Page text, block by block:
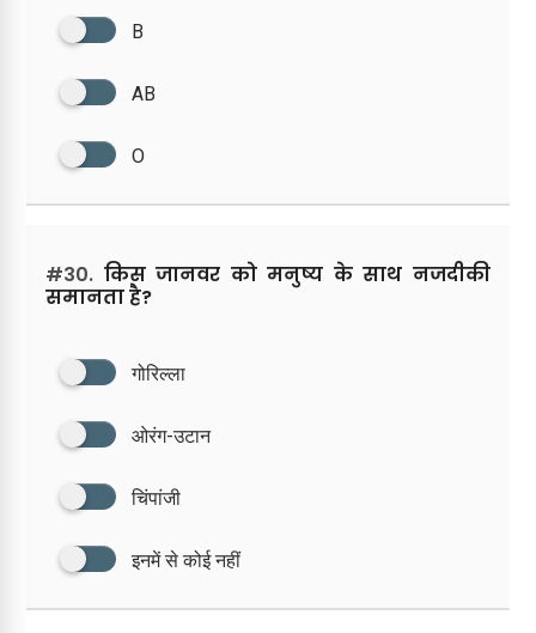
B
AB
O
#30. किस जानवर को मनुष्य के साथ नजदीकी
समानता है?
गोरिल्ला
ओरंग-उटान
चिंपांजी
इनमें से कोई नहीं